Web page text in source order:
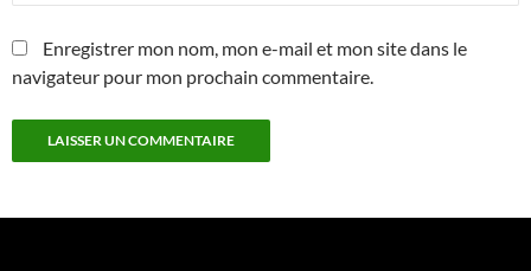
Enregistrer mon nom, mon e-mail et mon site dans le
navigateur pour mon prochain commentaire.